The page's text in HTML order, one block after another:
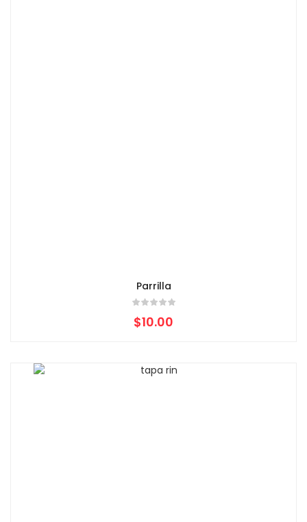
Parrilla
$10.00